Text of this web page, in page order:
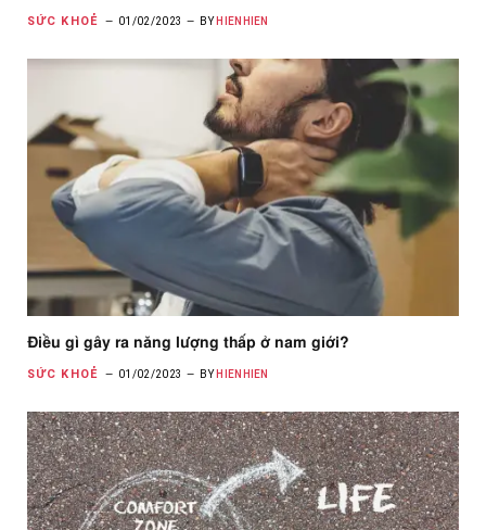
SỨC KHOẺ 01/02/2023 BY HIENHIEN
Điều gì gây ra năng lượng thấp ở nam giới?
SỨC KHOẺ 01/02/2023 BY HIENHIEN